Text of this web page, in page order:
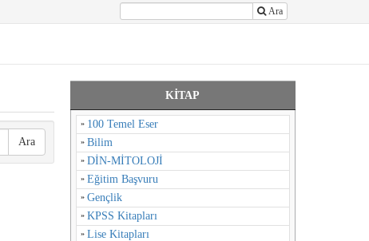
Ara
Ara
KİTAP
100 Temel Eser
Bilim
DİN-MİTOLOJİ
Eğitim Başvuru
Gençlik
KPSS Kitapları
Lise Kitapları